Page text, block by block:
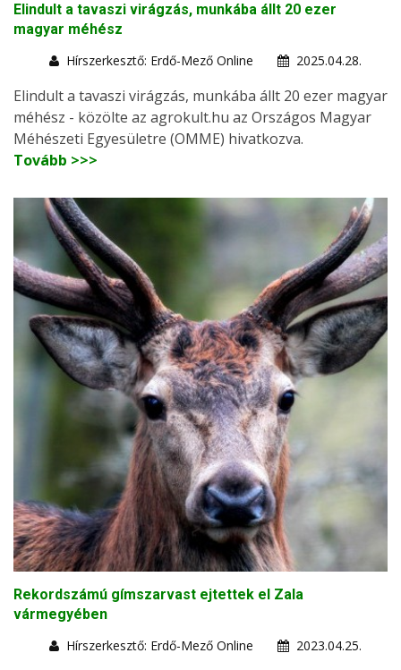
Elindult a tavaszi virágzás, munkába állt 20 ezer
magyar méhész
Hírszerkesztő: Erdő-Mező Online
2025.04.28.
Elindult a tavaszi virágzás, munkába állt 20 ezer magyar
méhész - közölte az agrokult.hu az Országos Magyar
Méhészeti Egyesületre (OMME) hivatkozva.
Tovább >>>
Rekordszámú gímszarvast ejtettek el Zala
vármegyében
Hírszerkesztő: Erdő-Mező Online
2023.04.25.